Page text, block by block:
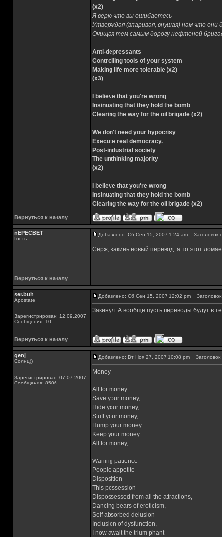
(x2)
Я верю что вы ошибаетесь
Утверждая (впаривая, внушая) нам что они
Очищая тем самым дорогу нефтеной
Anti-depressants
Controlling tools of your system
Making life more tolerable (x2)
(x3)
I believe that you're wrong
Insinuating that they hold the bomb
Clearing the way for the oil brigade (x2)
We don't need your hypocrisy
Execute real democracy.
Post-industrial society
The unthinking majority
(x2)
I believe that you're wrong
Insinuating that they hold the bomb
Clearing the way for the oil brigade (x2)
Вернуться к началу
nEPECBET
Гость
Добавлено: Сб Сен 15, 2007 1:24 am Заголовок
Серж, закинь новый перевод. а то этот
Вернуться к началу
ser.buh
Apostate
Зарегистрирован: 12.09.2007
Сообщения: 10
Добавлено: Сб Сен 15, 2007 12:02 pm
Закинул. А вообще пусть переводы будут в
Вернуться к началу
genj
Солнц))
Зарегистрирован: 07.07.2007
Сообщения: 8506
Добавлено: Вт Ноя 27, 2007 10:08 pm Заголовок
Money
All for money
Save your money,
Hide your money,
Stuff your money,
Hump your money
Keep your money
All for money,
Waning patience
People appetite
Disposition
This possession
Dispossessed from all the attractions,
Dancing bears of eroticism,
Self absorbed delusion
Inclusion of dysfunction,
I now await the trium phant